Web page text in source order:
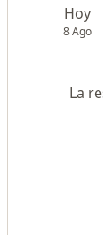
Hoy
8 Ago
La